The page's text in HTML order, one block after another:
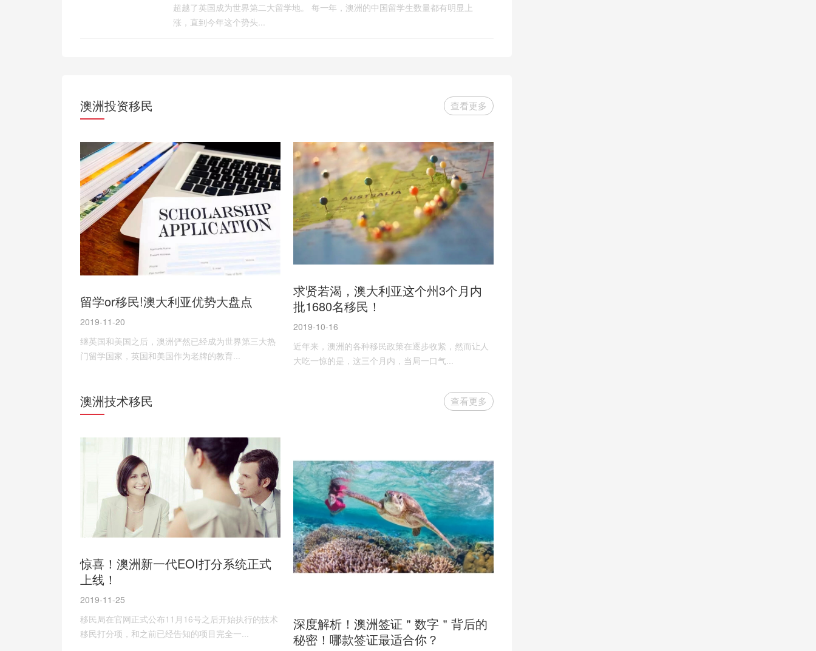
超越了英国成为世界第二大留学地。 每一年，澳洲的中国留学生数量都有明显上
涨，直到今年这个势头...
澳洲投资移民 查看更多
留学or移民!澳大利亚优势大盘点
2019-11-20
继英国和美国之后，澳洲俨然已经成为世界第三大热
门留学国家，英国和美国作为老牌的教育...
求贤若渴，澳大利亚这个州3个月内
批1680名移民！
2019-10-16
近年来，澳洲的各种移民政策在逐步收紧，然而让人
大吃一惊的是，这三个月内，当局一口气...
澳洲技术移民 查看更多
惊喜！澳洲新一代EOI打分系统正式
上线！
2019-11-25
移民局在官网正式公布11月16号之后开始执行的技术
移民打分项，和之前已经告知的项目完全一...
深度解析！澳洲签证＂数字＂背后的
秘密！哪款签证最适合你？